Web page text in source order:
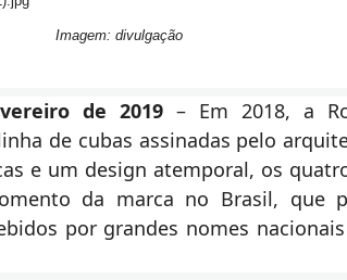
Imagem: divulgação
de 2019 – Em 2018, a
de cubas assinadas pelo
e um design atemporal, os
da marca no Brasil, que
por grandes nomes